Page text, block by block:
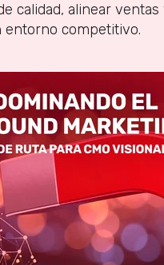
calidad, alinear
entorno competitivo.